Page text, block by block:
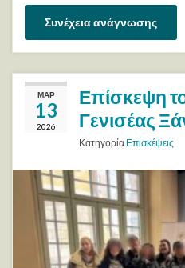
Συνέχεια ανάγνωσης
ΜΑΡ
13
2026
Επίσκεψη
Γενισέας
Κατηγορία Επισκέψεις